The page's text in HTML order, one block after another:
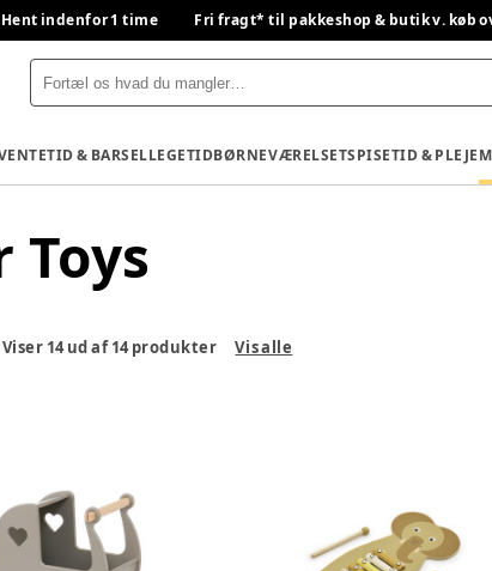
Hent indenfor 1 time Fri fragt* til pakkeshop & butik v. køb
& BARSELLEGETIDBØRNEVÆRELSETSPISETID & PLEJE
Toys
Viser 14ud af 14produkter Vis alle